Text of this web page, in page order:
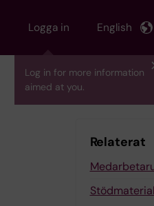
Logga in
Log in for more information
aimed at you.
English
Relaterat
Stödmaterial